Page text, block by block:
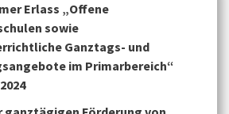
Erlass „Offene
sowie
Ganztags- und
im Primarbereich“